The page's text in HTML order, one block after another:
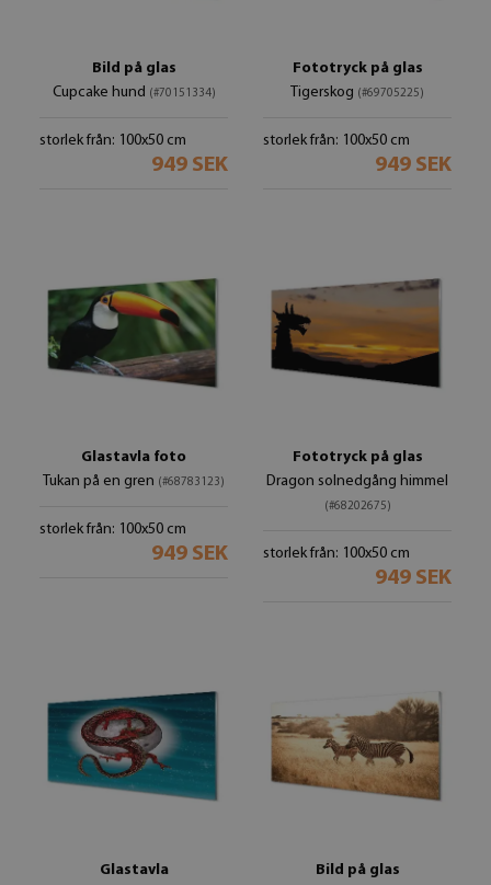
Bild på glas
Cupcake hund (#70151334)
storlek från: 100x50 cm
949 SEK
Fototryck på glas
Tigerskog (#69705225)
storlek från: 100x50 cm
949 SEK
Glastavla foto
Tukan på en gren (#68783123)
storlek från: 100x50 cm
949 SEK
Fototryck på glas
Dragon solnedgång himmel
(#68202675)
storlek från: 100x50 cm
949 SEK
Glastavla
Bild på glas